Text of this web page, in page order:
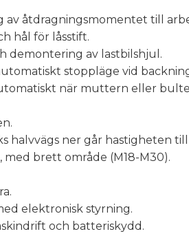
åtdragningsmomentet till
hål för låsstift.
demontering av lastbilshjul.
stoppläge vid
när muttern eller
halvvägs ner går hastigheten till
brett område (M18-M30).
elektronisk styrning.
och batteriskydd.